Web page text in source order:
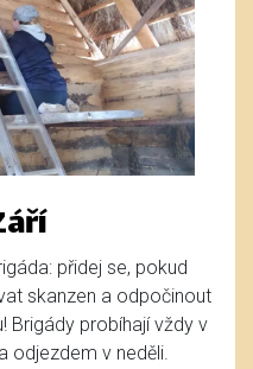
přidej se, pokud
skanzen a odpočinout
Brigády probíhají vždy v
odjezdem v neděli.